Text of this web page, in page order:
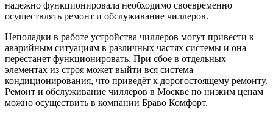
надежно функционировала необходимо своевременно
осуществлять ремонт и обслуживание чиллеров.
Неполадки в работе устройства чиллеров могут привести к
аварийным ситуациям в различных частях системы и она
перестанет функционировать. При сбое в отдельных
элементах из строя может выйти вся система
кондиционирования, что приведёт к дорогостоящему ремонту.
Ремонт и обслуживание чиллеров в Москве по низким ценам
можно осуществить в компании Браво Комфорт.